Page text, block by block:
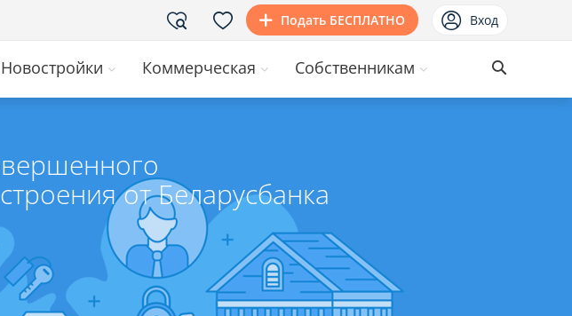
Подать БЕСПЛАТНО Вход
Новостройки Коммерческая Собственникам
от Беларусбанка